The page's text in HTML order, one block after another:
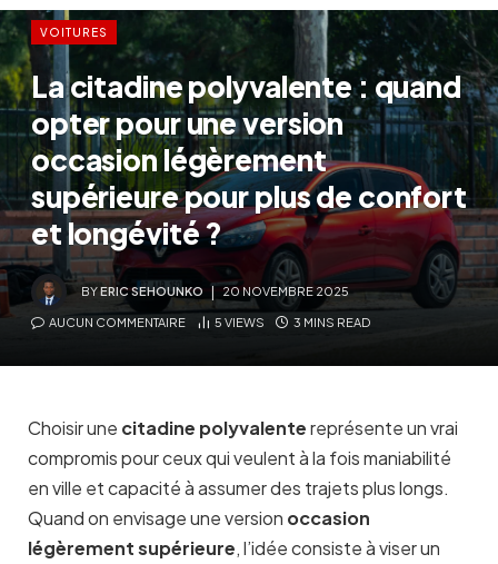
VOITURES
La citadine polyvalente : quand
opter pour une version
occasion légèrement
supérieure pour plus de confort
et longévité ?
BYERIC SEHOUNKO 20 NOVEMBRE 2025
AUCUN COMMENTAIRE 5 VIEWS 3 MINS READ
Choisir une citadine polyvalentereprésente un vrai
compromis pour ceux qui veulent à la fois maniabilité
en ville et capacité à assumer des trajets plus longs.
Quand on envisage une version occasion
légèrement supérieure, l’idée consiste à viser un